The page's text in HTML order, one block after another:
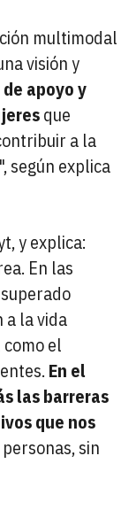
multimodal
visión y
apoyo y
que
a la
según explica
y explica:
En las
a la vida
el
En el
las barreras
que nos
sin